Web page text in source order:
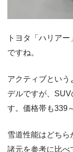
トヨタ「ハリア
ですね。
アクティブという
デルですが、
す。価格帯も339
雪道性能はどち
諸元を参考に比べ